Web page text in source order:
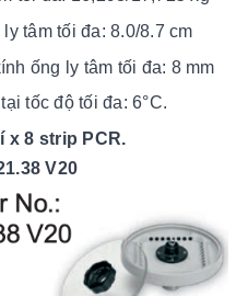
ly tâm tối đa: 8.0/8.7 cm
ống ly tâm tối đa: 8 mm
tốc độ tối đa: 6°C.
x 8 strip PCR.
V20